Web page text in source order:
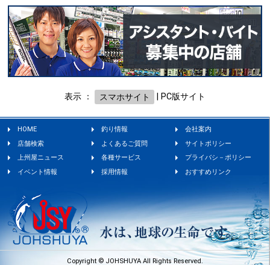
表示 ： スマホサイト PC版サイト
HOME 釣り情報
会社案内
店舗検索
よくあるご質問
サイトポリシー
上州屋ニュース
各種サービス
プライバシ－ポリシー
イベント情報
採用情報 おすすめリンク
Copyright © JOHSHUYA All Rights Reserved.